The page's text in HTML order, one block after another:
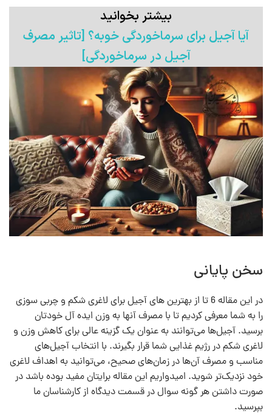
بیشتر بخوانید
آیا آجیل برای سرماخوردگی خوبه​؟ [تاثیر مصرف
آجیل در سرماخوردگی]
سخن پایانی
در این مقاله 6 تا از بهترین های آجیل برای لاغری شکم و چربی سوزی
را به شما معرفی کردیم تا با مصرف آنها به وزن ایده آل خودتان
برسید. آجیل‌ها می‌توانند به عنوان یک گزینه عالی برای کاهش وزن و
لاغری شکم در رژیم غذایی شما قرار بگیرند. با انتخاب آجیل‌های
مناسب و مصرف آن‌ها در زمان‌های صحیح، می‌توانید به اهداف لاغری
خود نزدیک‌تر شوید. امیدواریم این مقاله برایتان مفید بوده باشد در
صورت داشتن هر گونه سوال در قسمت دیدگاه از کارشناسان ما
بپرسید.